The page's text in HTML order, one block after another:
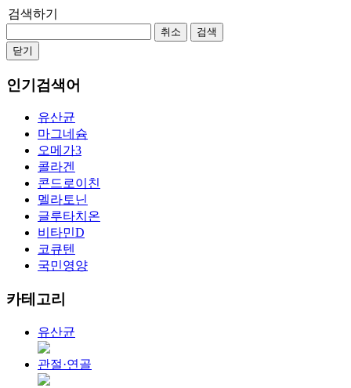
검색하기
취소
검색
닫기
인기검색어
유산균
마그네슘
오메가3
콜라겐
콘드로이친
멜라토닌
글루타치온
비타민D
코큐텐
국민영양
카테고리
유산균
관절·연골